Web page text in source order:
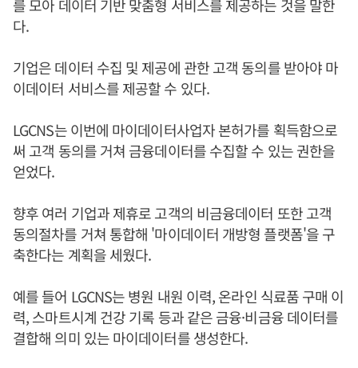
를 모아 데이터 기반 맞춤형 서비스를 제공하는 것을 말한
다.
기업은 데이터 수집 및 제공에 관한 고객 동의를 받아야 마
이데이터 서비스를 제공할 수 있다.
LGCNS는 이번에 마이데이터사업자 본허가를 획득함으로
써 고객 동의를 거쳐 금융데이터를 수집할 수 있는 권한을
얻었다.
향후 여러 기업과 제휴로 고객의 비금융데이터 또한 고객
동의절차를 거쳐 통합해 '마이데이터 개방형 플랫폼'을 구
축한다는 계획을 세웠다.
예를 들어 LGCNS는 병원 내원 이력, 온라인 식료품 구매 이
력, 스마트시계 건강 기록 등과 같은 금융·비금융 데이터를
결합해 의미 있는 마이데이터를 생성한다.